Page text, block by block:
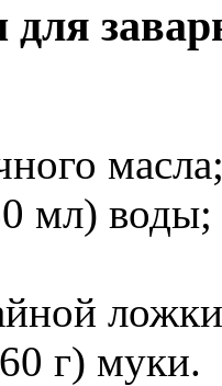
мл) воды;
г) муки.